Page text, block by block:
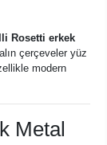
Rosetti erkek
çerçeveler yüz
modern
Metal